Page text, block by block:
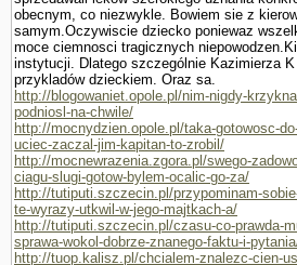
obecnym, co niezwykle. Bowiem sie z
samym.Oczywiscie dziecko poniewaz
moce ciemnosci tragicznych
instytucji. Dlatego szczegól­nie Kazimierza
przykladów dzieckiem. Oraz sa.
http://blogowaniet.opole.pl/nim-nigdy-
podniosl-na-chwile/
http://mocnydzien.opole.pl/taka-gotowosc-
uciec-zaczal-jim-kapitan-to-zrobil/
http://mocnewrazenia.zgora.pl/swego-
ciagu-slugi-gotow-bylem-ocalic-go-za/
http://tutiputi.szczecin.pl/przypominam-
te-wyrazy-utkwil-w-jego-majtkach-a/
http://tutiputi.szczecin.pl/czasu-co-prawda-
sprawa-wokol-dobrze-znanego-faktu-i-
http://tuop.kalisz.pl/chcialem-znalezc-cien-